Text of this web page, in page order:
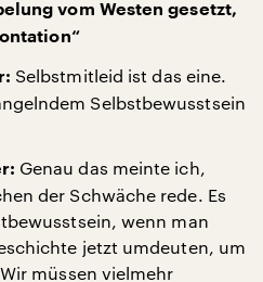
vom Westen gesetzt,
Selbstmitleid ist das eine.
Selbstbewusstsein
Genau das meinte ich,
der Schwäche rede. Es
wenn man
jetzt umdeuten, um
müssen vielmehr